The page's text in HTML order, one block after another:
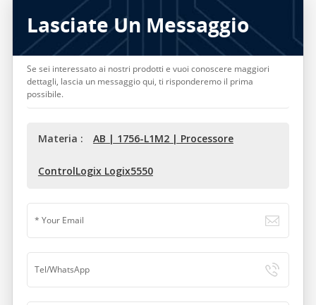
Lasciate Un Messaggio
Se sei interessato ai nostri prodotti e vuoi conoscere maggiori
dettagli, lascia un messaggio qui, ti risponderemo il prima
possibile.
Materia : AB | 1756-L1M2 | Processore
ControlLogix Logix5550